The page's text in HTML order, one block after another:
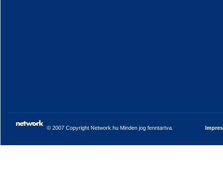
© 2007 Copyright Network.hu Minden jog fenntartva.